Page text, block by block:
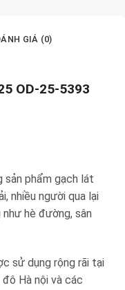
GIÁ (0)
OD-25-5393
sản phẩm gạch lát
nhiều người qua lại
hè đường, sân
sử dụng rộng rãi tại
Hà nội và các